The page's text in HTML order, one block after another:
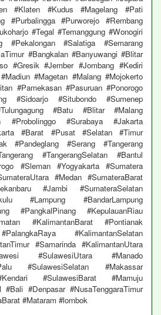
#Klaten #Kudus #Magelang #Pati
#Purbalingga #Purworejo #Rembang
#Tegal #Temanggung #Wonogiri
#Pekalongan #Salatiga #Semarang
#Bangkalan #Banyuwangi #Blitar
#Gresik #Jember #Jombang #Kediri
#Magetan #Malang #Mojokerto
#Pamekasan #Pasuruan #Ponorogo
#Sidoarjo #Situbondo #Sumenep
#Batu #Blitar #Malang
#Probolinggo #Surabaya #Jakarta
#Barat #Pusat #Selatan #Timur
#Pandeglang #Serang #Tangerang
#TangerangSelatan #Bantul
#Sleman #Yogyakarta #Sumatera
#Medan #SumateraBarat
#Jambi #SumateraSelatan
#Lampung #BandarLampung
#PangkalPinang #KepulauanRiau
#KalimantanBarat #Pontianak
#KalimantanSelatan
#Samarinda #KalimantanUtara
#SulawesiUtara #Manado
#SulawesiSelatan #Makassar
#SulawesiBarat #Mamuju
#Bali #Denpasar #NusaTenggaraTimur
#Mataram #lombok